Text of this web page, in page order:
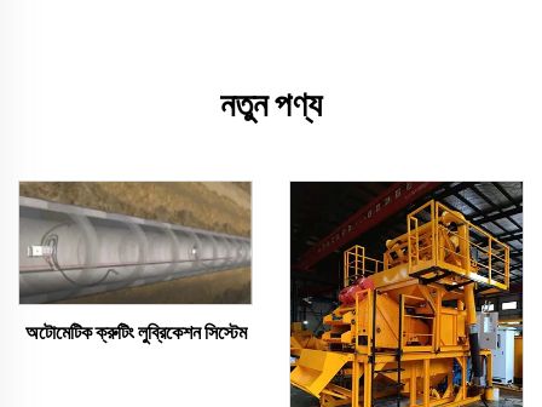
নতুন পণ্য
অটোমেটিক ক্রুটিং লুব্রিকেশন সিস্টেম